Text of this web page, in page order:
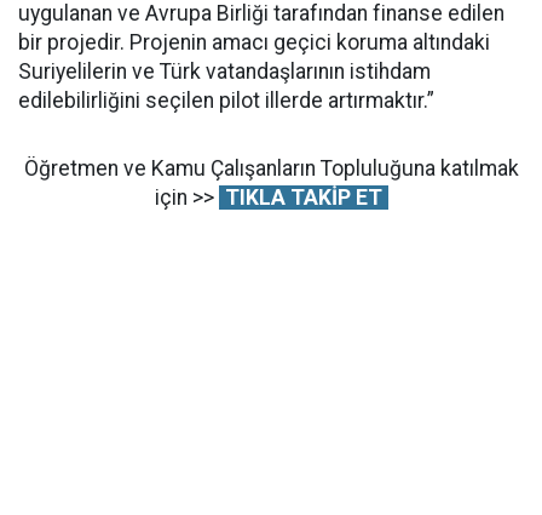
uygulanan ve Avrupa Birliği tarafından finanse edilen
bir projedir. Projenin amacı geçici koruma altındaki
Suriyelilerin ve Türk vatandaşlarının istihdam
edilebilirliğini seçilen pilot illerde artırmaktır.”
Öğretmen ve Kamu Çalışanların Topluluğuna katılmak
için >> TIKLA TAKİP ET